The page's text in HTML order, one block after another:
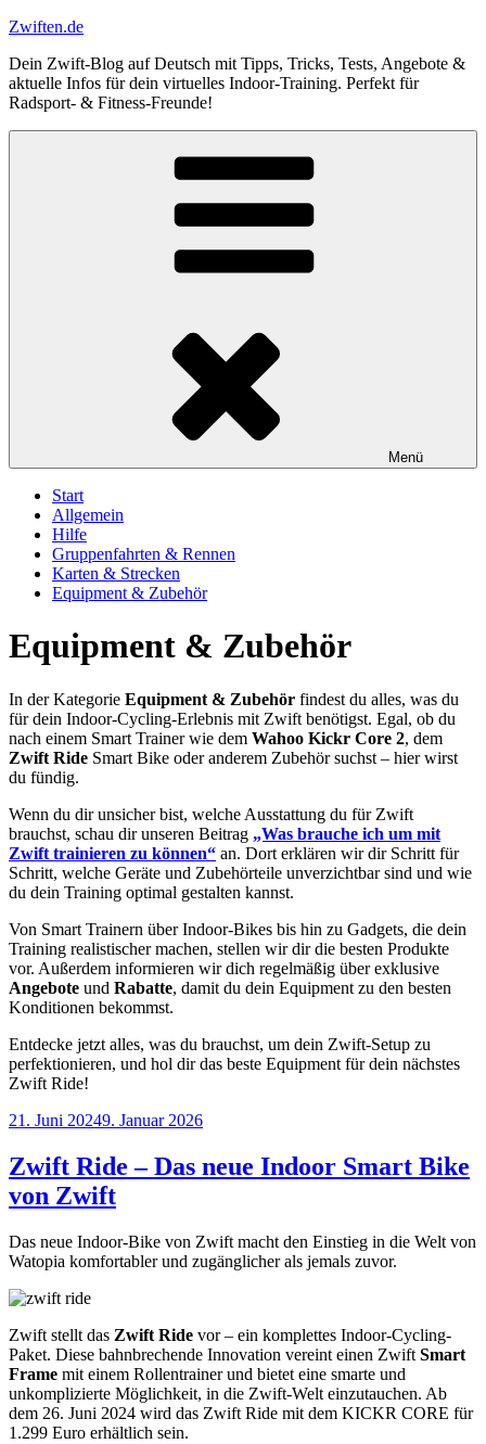
Zum
springen
Zwiften.de
Dein Zwift-Blog auf Deutsch mit Tipps, Tricks, Tests, Angebote &
aktuelle Infos für dein virtuelles Indoor-Training. Perfekt für
Radsport- & Fitness-Freunde!
Menü
Start
Allgemein
Hilfe
Gruppenfahrten & Rennen
Karten & Strecken
Equipment & Zubehör
Equipment & Zubehör
In der Kategorie Equipment & Zubehör findest du alles, was du
für dein Indoor-Cycling-Erlebnis mit Zwift benötigst. Egal, ob du
nach einem Smart Trainer wie dem Wahoo Kickr Core 2, dem
Zwift Ride Smart Bike oder anderem Zubehör suchst – hier wirst
du fündig.
Wenn du dir unsicher bist, welche Ausstattung du für Zwift
brauchst, schau dir unseren Beitrag „Was brauche ich um mit
Zwift trainieren zu können“ an. Dort erklären wir dir Schritt für
Schritt, welche Geräte und Zubehörteile unverzichtbar sind und wie
du dein Training optimal gestalten kannst.
Von Smart Trainern über Indoor-Bikes bis hin zu Gadgets, die dein
Training realistischer machen, stellen wir dir die besten Produkte
vor. Außerdem informieren wir dich regelmäßig über exklusive
Angebote und Rabatte, damit du dein Equipment zu den besten
Konditionen bekommst.
Entdecke jetzt alles, was du brauchst, um dein Zwift-Setup zu
perfektionieren, und hol dir das beste Equipment für dein nächstes
Zwift Ride!
Veröffentlicht
21. Juni 20249. Januar 2026
Zwift Ride – Das neue Indoor Smart Bike
von Zwift
Das neue Indoor-Bike von Zwift macht den Einstieg in die Welt von
Watopia komfortabler und zugänglicher als jemals zuvor.
Zwift stellt das Zwift Ride vor – ein komplettes Indoor-Cycling-
Paket. Diese bahnbrechende Innovation vereint einen Zwift Smart
Frame mit einem Rollentrainer und bietet eine smarte und
unkomplizierte Möglichkeit, in die Zwift-Welt einzutauchen. Ab
dem 26. Juni 2024 wird das Zwift Ride mit dem KICKR CORE für
1.299 Euro erhältlich sein.